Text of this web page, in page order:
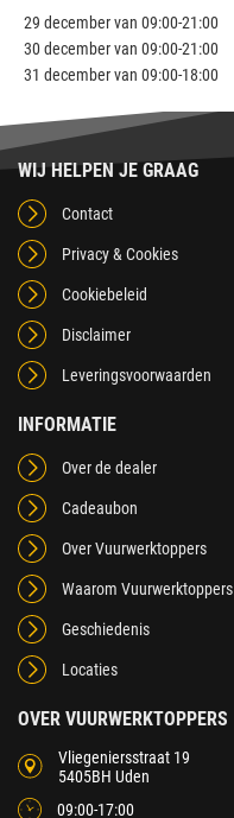
29 december van 09:00-21:00
30 december van 09:00-21:00
31 december van 09:00-18:00
WIJ HELPEN JE GRAAG
Contact
Privacy & Cookies
Cookiebeleid
Disclaimer
Leveringsvoorwaarden
INFORMATIE
Over de dealer
Cadeaubon
Over Vuurwerktoppers
Waarom Vuurwerktoppers
Geschiedenis
Locaties
OVER VUURWERKTOPPERS
Vliegeniersstraat 19
5405BH Uden
09:00-17:00